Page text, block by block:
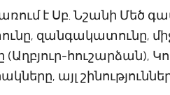
է Սբ. Նշանի Մեծ
զանգակատունը,
(Աղբյուր-
այլ